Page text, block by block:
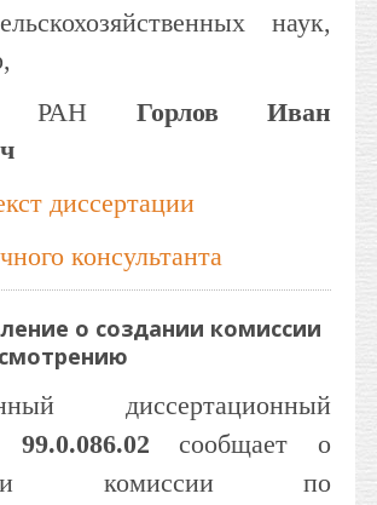
наук,
РАН Горлов Иван
диссертации
консультанта
о создании комиссии
диссертационный
сообщает о
комиссии по